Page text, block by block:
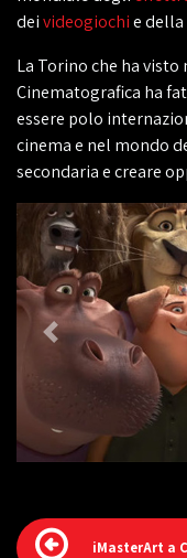
deivideogiochie
La Torino che ha
Cinematografica ha
essere polo
cinema e nel mondo
secondaria e creare
iMasterArt a